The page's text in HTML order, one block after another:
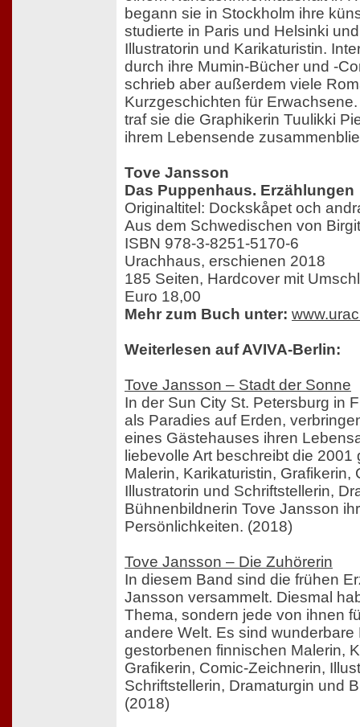
begann sie in Stockholm ihre
studierte in Paris und Helsinki
Illustratorin und Karikaturistin.
durch ihre Mumin-Bücher und -
schrieb aber außerdem viele
Kurzgeschichten für
traf sie die Graphikerin Tuulikki
ihrem Lebensende
Tove Jansson
Das Puppenhaus. Erzählungen
Originaltitel: Dockskåpet och
Aus dem Schwedischen von
ISBN 978-3-8251-5170-6
Urachhaus, erschienen 2018
185 Seiten, Hardcover mit
Euro 18,00
Mehr zum Buch unter:
Weiterlesen auf AVIVA-Berlin:
Tove Jansson – Stadt der Sonne
In der Sun City St. Petersburg in
als Paradies auf Erden,
eines Gästehauses ihren
liebevolle Art beschreibt die
Malerin, Karikaturistin, Grafikerin,
Illustratorin und Schriftstellerin,
Bühnenbildnerin Tove Jansson
Persönlichkeiten. (2018)
Tove Jansson – Die Zuhörerin
In diesem Band sind die frühen
Jansson versammelt. Diesmal
Thema, sondern jede von ihnen
andere Welt. Es sind
gestorbenen finnischen Malerin,
Grafikerin, Comic-Zeichnerin,
Schriftstellerin, Dramaturgin und
(2018)